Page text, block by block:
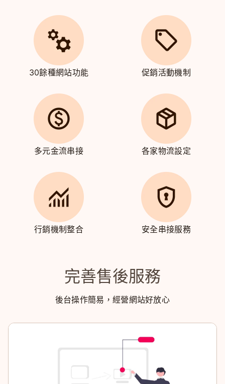
30餘種網站功能 促銷活動機制
多元金流串接 各家物流設定
行銷機制整合 安全串接服務
完善售後服務
後台操作簡易，經營網站好放心